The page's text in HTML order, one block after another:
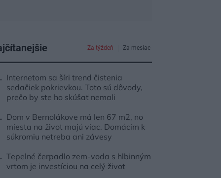
Za týždeň Za mesiac
Internetom sa šíri trend čistenia
sedačiek pokrievkou. Toto sú dôvody,
prečo by ste ho skúšať nemali
Dom v Bernolákove má len 67 m2, no
miesta na život majú viac. Domácim k
súkromiu netreba ani závesy
Tepelné čerpadlo zem-voda s hlbinným
vrtom je investíciou na celý život